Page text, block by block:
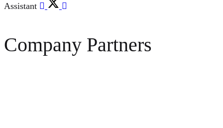
Assistant
Company Partners